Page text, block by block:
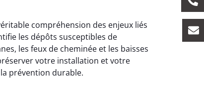
compréhension des enjeux liés
les dépôts susceptibles de
les feux de cheminée et les baisses
votre installation et votre
prévention durable.